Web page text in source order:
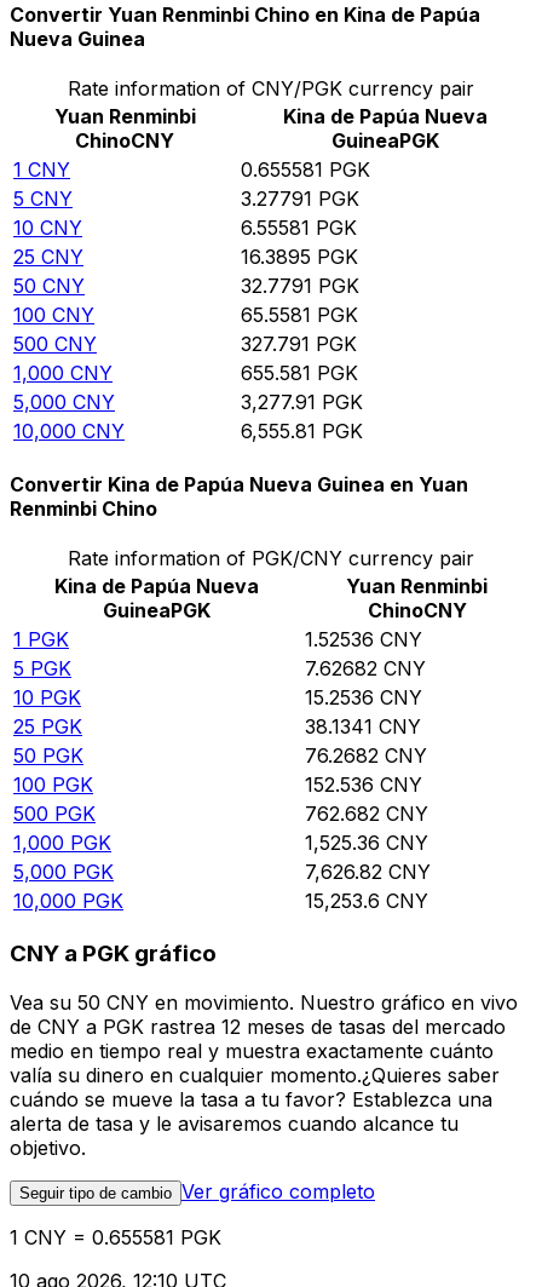
Convertir Yuan Renminbi Chino en Kina de Papúa
Nueva Guinea
Rate information of CNY/PGK currency pair
Yuan Renminbi
ChinoCNY
Kina de Papúa Nueva
GuineaPGK
1 CNY 0.655581 PGK
5 CNY 3.27791 PGK
10 CNY 6.55581 PGK
25 CNY 16.3895 PGK
50 CNY 32.7791 PGK
100 CNY 65.5581 PGK
500 CNY 327.791 PGK
1,000 CNY 655.581 PGK
5,000 CNY 3,277.91 PGK
10,000 CNY 6,555.81 PGK
Convertir Kina de Papúa Nueva Guinea en Yuan
Renminbi Chino
Rate information of PGK/CNY currency pair
Kina de Papúa Nueva
GuineaPGK
Yuan Renminbi
ChinoCNY
1 PGK 1.52536 CNY
5 PGK 7.62682 CNY
10 PGK 15.2536 CNY
25 PGK 38.1341 CNY
50 PGK 76.2682 CNY
100 PGK 152.536 CNY
500 PGK 762.682 CNY
1,000 PGK 1,525.36 CNY
5,000 PGK 7,626.82 CNY
10,000 PGK 15,253.6 CNY
CNY a PGK gráfico
Vea su 50 CNY en movimiento. Nuestro gráfico en vivo
de CNY a PGK rastrea 12 meses de tasas del mercado
medio en tiempo real y muestra exactamente cuánto
valía su dinero en cualquier momento.¿Quieres saber
cuándo se mueve la tasa a tu favor? Establezca una
alerta de tasa y le avisaremos cuando alcance tu
objetivo.
Seguir tipo de cambio Ver gráfico completo
1 CNY = 0.655581 PGK
10 ago 2026, 12:10 UTC